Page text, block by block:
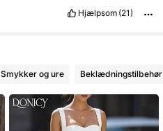
Hjælpsom (21)
Smykker og ure Beklædningstilbehør